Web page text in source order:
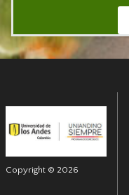
Copyright © 2026